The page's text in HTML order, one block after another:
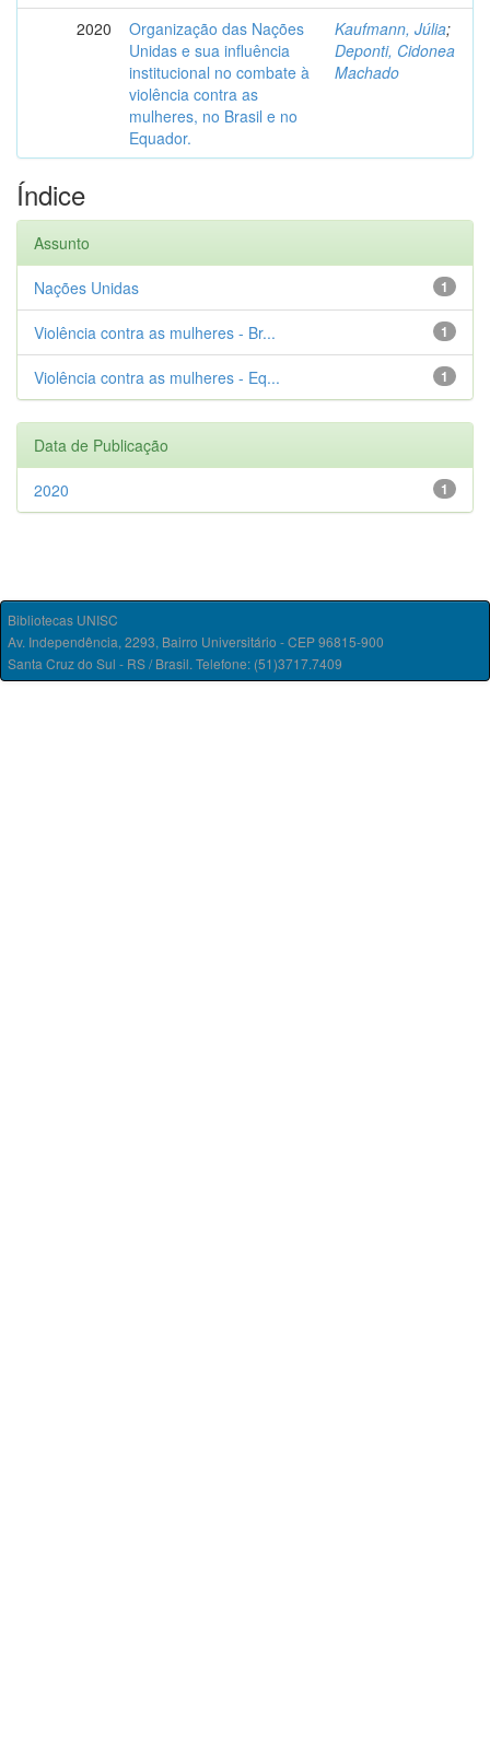
2020
Organização das Nações
Unidas e sua influência
institucional no combate à
violência contra as
mulheres, no Brasil e no
Equador.
Kaufmann, Júlia;
Deponti, Cidonea
Machado
Índice
Assunto
1
Nações Unidas
1
Violência contra as mulheres - Br...
1
Violência contra as mulheres - Eq...
Data de Publicação
1
2020
Bibliotecas UNISC
Av. Independência, 2293, Bairro Universitário - CEP 96815-900
Santa Cruz do Sul - RS / Brasil. Telefone: (51)3717.7409